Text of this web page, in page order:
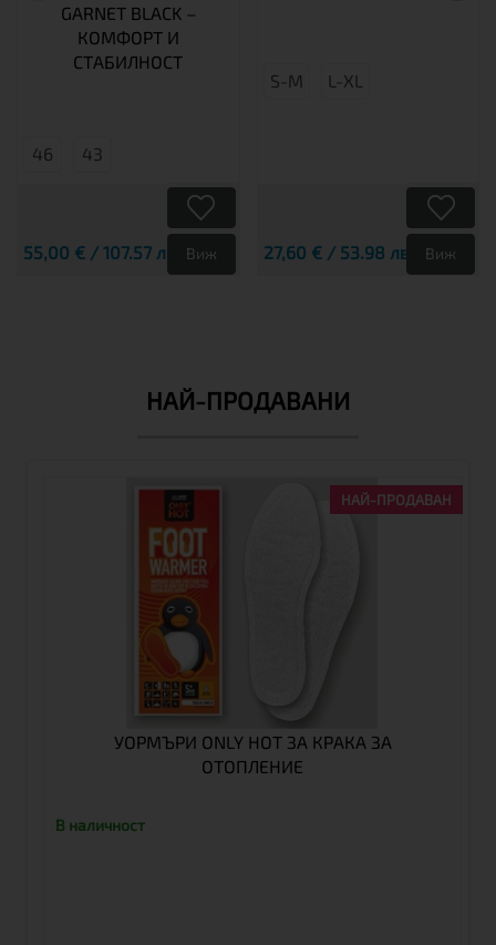
GARNET BLACK –
КОМФОРТ И
СТАБИЛНОСТ
46 43
55,00 € / 107.57 лв. Виж
S-M L-XL
27,60 € / 53.98 лв. Виж
НАЙ-ПРОДАВАНИ
НАЙ-ПРОДАВАН
УОРМЪРИ ONLY HOT ЗА КРАКА ЗА
ОТОПЛЕНИЕ
В наличност